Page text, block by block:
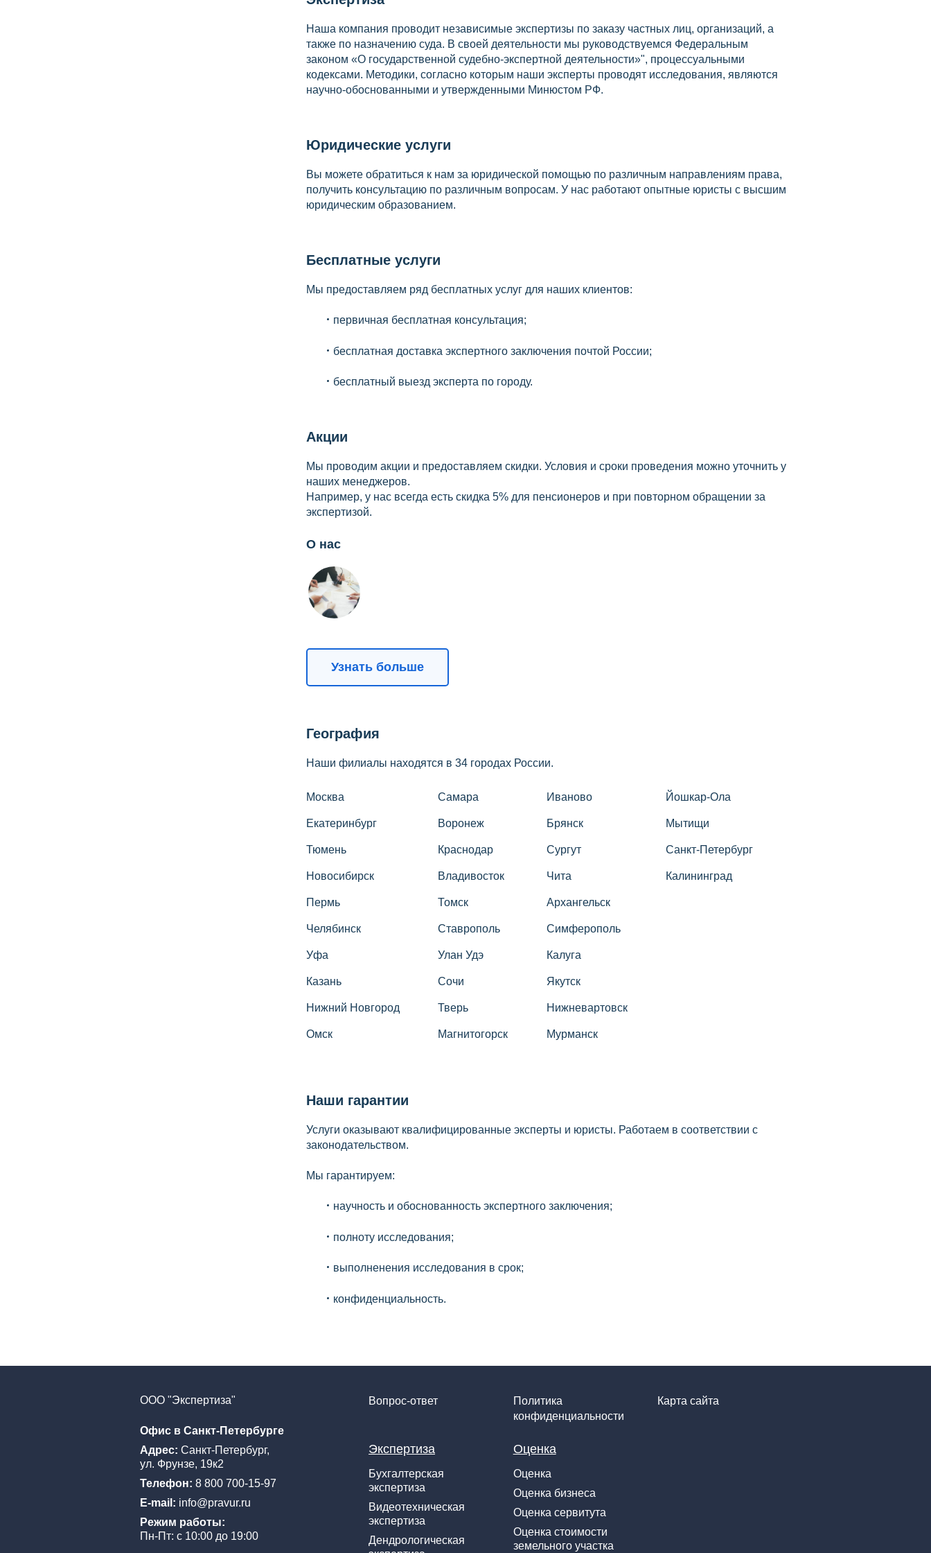
Наша компания проводит независимые экспертизы по заказу частных лиц, организаций, а
также по назначению суда. В своей деятельности мы руководствуемся Федеральным
законом «О государственной судебно-экспертной деятельности»", процессуальными
кодексами. Методики, согласно которым наши эксперты проводят исследования, являются
научно-обоснованными и утвержденными Минюстом РФ.
Юридические услуги
Вы можете обратиться к нам за юридической помощью по различным направлениям права,
получить консультацию по различным вопросам. У нас работают опытные юристы с высшим
юридическим образованием.
Бесплатные услуги
Мы предоставляем ряд бесплатных услуг для наших клиентов:
первичная бесплатная консультация;
бесплатная доставка экспертного заключения почтой России;
бесплатный выезд эксперта по городу.
Акции
Мы проводим акции и предоставляем скидки. Условия и сроки проведения можно уточнить у
наших менеджеров.
Например, у нас всегда есть скидка 5% для пенсионеров и при повторном обращении за
экспертизой.
О нас
Узнать больше
География
Наши филиалы находятся в 34 городах России.
Москва
Екатеринбург
Тюмень
Новосибирск
Пермь
Челябинск
Уфа
Казань
Нижний Новгород
Омск
Самара
Воронеж
Краснодар
Владивосток
Томск
Ставрополь
Улан Удэ
Сочи
Тверь
Магнитогорск
Иваново
Брянск
Сургут
Чита
Архангельск
Симферополь
Калуга
Якутск
Нижневартовск
Мурманск
Йошкар-Ола
Мытищи
Санкт-Петербург
Калининград
Наши гарантии
Услуги оказывают квалифицированные эксперты и юристы. Работаем в соответствии с
законодательством.
Мы гарантируем:
научность и обоснованность экспертного заключения;
полноту исследования;
выполненения исследования в срок;
конфиденциальность.
ООО "Экспертиза"
Офис в Санкт-Петербурге
Адрес: Санкт-Петербург,
ул. Фрунзе, 19к2
Телефон: 8 800 700-15-97
E-mail: info@pravur.ru
Режим работы:
Пн-Пт: с 10:00 до 19:00
Вопрос-ответ
Политика
конфиденциальности
Карта сайта
Экспертиза
Бухгалтерская
экспертиза
Видеотехническая
экспертиза
Дендрологическая
Оценка
Оценка
Оценка бизнеса
Оценка сервитута
Оценка стоимости
земельного участка